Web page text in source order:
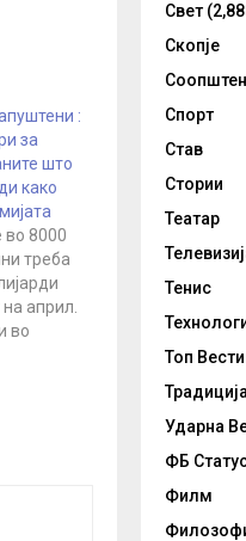
:
за
што
како
во 8000
треба
април.
во
им
Свет
Скопје
Спорт
Став
Стории
Театар
Тенис
Топ Вести
Традиција
Ударна
ФБ
Филм